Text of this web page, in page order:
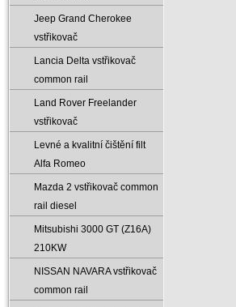
Jeep Grand Cherokee
vstřikovač
Lancia Delta vstřikovač
common rail
Land Rover Freelander
vstřikovač
Levné a kvalitní čištění filt
Alfa Romeo
Mazda 2 vstřikovač common
rail diesel
Mitsubishi 3000 GT (Z16A)
210KW
NISSAN NAVARA vstřikovač
common rail